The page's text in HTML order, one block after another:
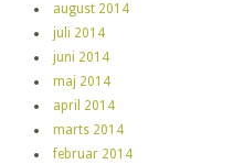
august 2014
juli 2014
juni 2014
maj 2014
april 2014
marts 2014
februar 2014